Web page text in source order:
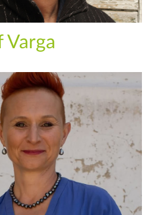
Varga